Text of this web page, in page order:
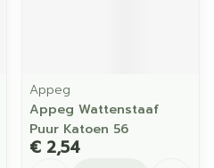
Appeg
Appeg Wattenstaaf
Puur Katoen 56
€ 2,54